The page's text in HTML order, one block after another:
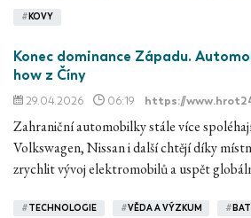
# KOVY
Konec dominance Západu.
how z Číny
29.04.2026 06:19 https://
Zahraniční automobilky stále více
Volkswagen, Nissan i další chtějí díky
zrychlit vývoj elektromobilů a uspět
#TECHNOLOGIE #VĚDA A VÝZKUM #